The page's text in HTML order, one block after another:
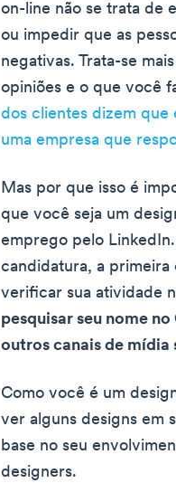
on-line não se trata de
ou impedir que as
negativas. Trata-se
opiniões e o que você
dos clientes dizem que
uma empresa que
Mas por que isso é
que você seja um
emprego pelo
candidatura, a
verificar sua atividade
pesquisar seu nome
outros canais de mídia
Como você é um
ver alguns designs em
base no seu
designers.